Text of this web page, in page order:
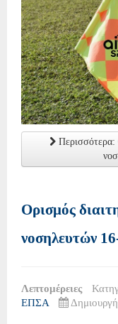
Περισσότερα:
Ορισμός
νοσηλευτών
Λεπτομέρειες
ΕΠΣΑ